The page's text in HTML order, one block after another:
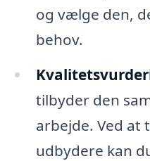
og vælge den,
behov.
tilbyder den
arbejde. Ved at
udbydere kan